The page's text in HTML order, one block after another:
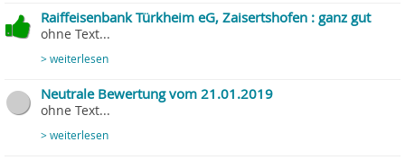
Raiffeisenbank Türkheim eG, Zaisertshofen : ganz gut
ohne Text...
> weiterlesen
Neutrale Bewertung vom 21.01.2019
ohne Text...
> weiterlesen